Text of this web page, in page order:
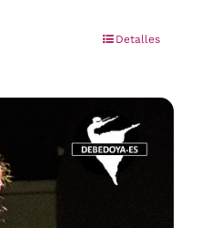
Detalles